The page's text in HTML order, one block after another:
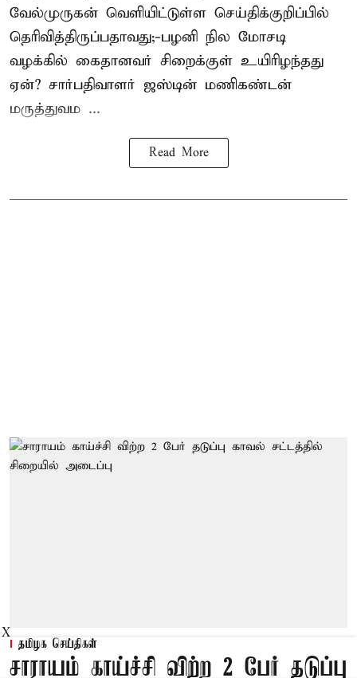
வேல்முருகன் வெளியிட்டுள்ள செய்திக்குறிப்பில்
தெரிவித்திருப்பதாவது;-பழனி நில மோசடி
வழக்கில் கைதானவர் சிறைக்குள் உயிரிழந்தது
ஏன்? சார்பதிவாளர் ஜஸ்டின் மணிகண்டன்
மருத்துவம ...
Read More
தமிழக செய்திகள்
சாராயம் காய்ச்சி விற்ற 2 பேர் தடுப்பு
X